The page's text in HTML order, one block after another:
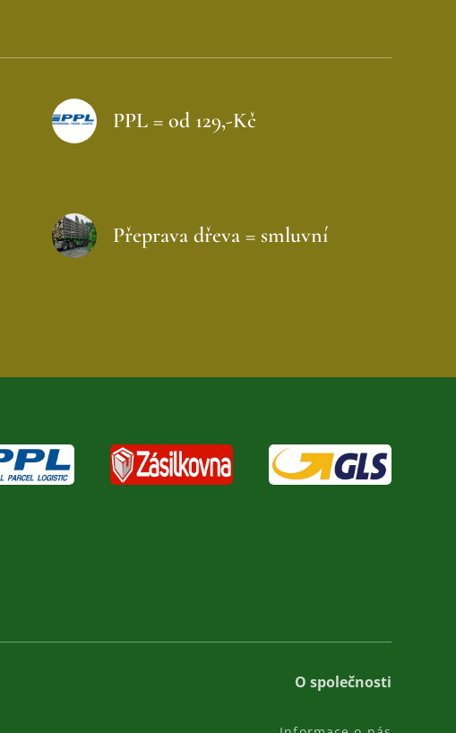
PPL = od 129,-Kč
Přeprava dřeva = smluvní
O společnosti